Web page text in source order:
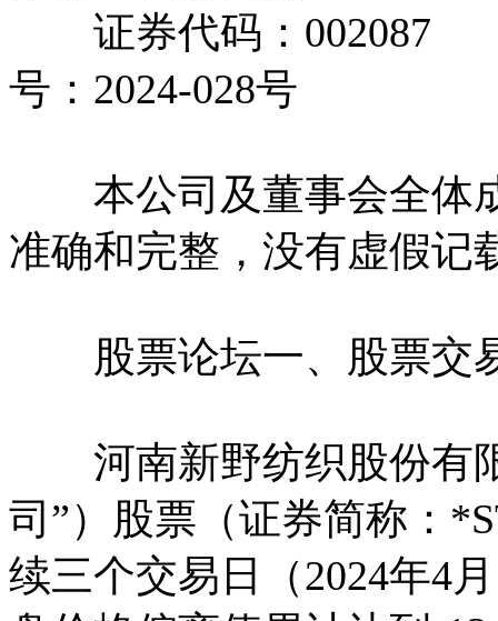
证券代码：002087
号：2024-028号
本公司及董事会全体
准确和完整，没有虚假记
股票论坛一、股票交
河南新野纺织股份有限
司”）股票（证券简称：
续三个交易日（2024年4